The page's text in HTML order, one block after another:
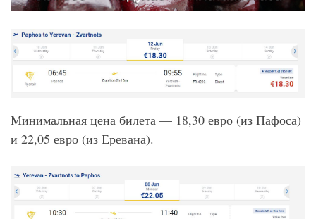
Минимальная цена билета — 18,30 евро (из Пафоса)
и 22,05 евро (из Еревана).